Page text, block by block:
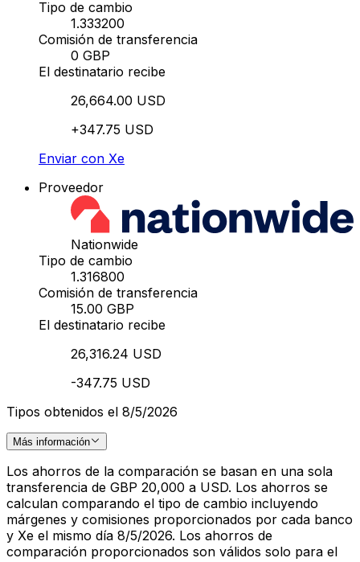
Tipo de cambio
1.333200
Comisión de transferencia
0 GBP
El destinatario recibe
26,664.00 USD
+347.75 USD
Enviar con Xe
Proveedor
Nationwide
Tipo de cambio
1.316800
Comisión de transferencia
15.00 GBP
El destinatario recibe
26,316.24 USD
-347.75 USD
Tipos obtenidos el 8/5/2026
Más información
Los ahorros de la comparación se basan en una sola
transferencia de GBP 20,000 a USD. Los ahorros se
calculan comparando el tipo de cambio incluyendo
márgenes y comisiones proporcionados por cada banco
y Xe el mismo día 8/5/2026. Los ahorros de
comparación proporcionados son válidos solo para el